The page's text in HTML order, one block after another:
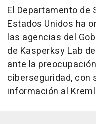
El Departamento de
Estados Unidos ha
las agencias del
de Kasperksy Lab
ante la
ciberseguridad, con
información al